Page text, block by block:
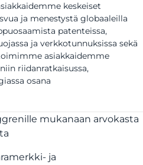
keskeiset
ja menestystä globaaleilla
patenteissa,
ja verkkotunnuksissa sekä
asiakkaidemme
riidanratkaisussa,
osana
mukanaan arvokasta
ja